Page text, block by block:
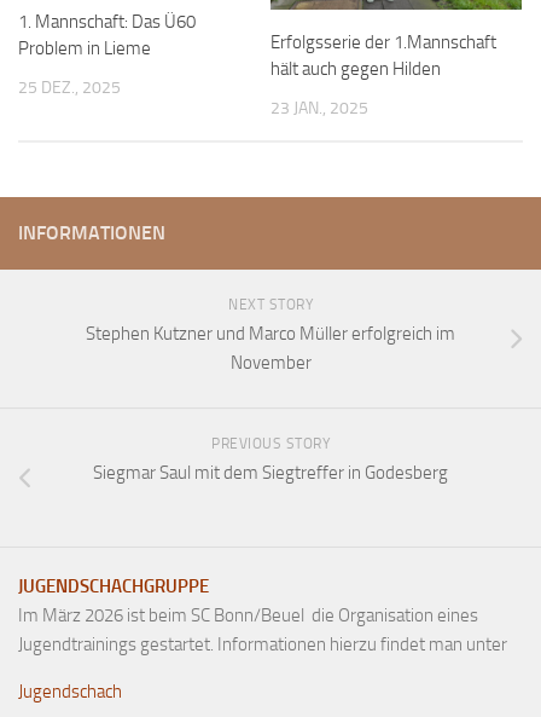
1. Mannschaft: Das Ü60
Problem in Lieme
25 DEZ., 2025
Erfolgsserie der 1.Mannschaft
hält auch gegen Hilden
23 JAN., 2025
INFORMATIONEN
NEXT STORY
Stephen Kutzner und Marco Müller erfolgreich im
November
PREVIOUS STORY
Siegmar Saul mit dem Siegtreffer in Godesberg
JUGENDSCHACHGRUPPE
Im März 2026 ist beim SC Bonn/Beuel die Organisation eines
Jugendtrainings gestartet. Informationen hierzu findet man unter
Jugendschach